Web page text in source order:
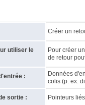
Créer un
utiliser le
Pour créer
de retour
:
Données
colis (p. ex.
sortie : Pointeurs